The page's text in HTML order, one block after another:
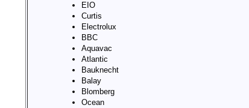
EIO
Curtis
Electrolux
BBC
Aquavac
Atlantic
Bauknecht
Balay
Blomberg
Ocean